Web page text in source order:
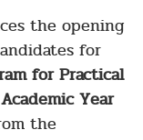
the opening
for
for Practical
Academic Year
the